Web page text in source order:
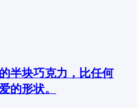
半块巧克力，比任何
的形状。